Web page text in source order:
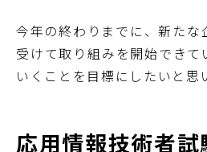
今年の終わりまでに、新たな
受けて取り組みを開始できて
いくことを目標にしたいと思
応用情報技術者試